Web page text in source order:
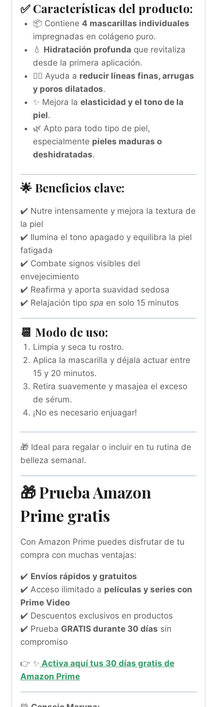
✅Características del producto:
📦 Contiene 4 mascarillas individuales
impregnadas en colágeno puro.
💧 Hidratación profunda que revitaliza
desde la primera aplicación.
💆‍♀️ Ayuda a reducir líneas finas, arrugas
y poros dilatados.
✨ Mejora la elasticidad y el tono de la
piel.
🌿 Apto para todo tipo de piel,
especialmente pieles maduras o
deshidratadas.
🌟 Beneficios clave:
✔️ Nutre intensamente y mejora la textura de
la piel
✔️ Ilumina el tono apagado y equilibra la piel
fatigada
✔️ Combate signos visibles del
envejecimiento
✔️ Reafirma y aporta suavidad sedosa
✔️ Relajación tipo spa en solo 15 minutos
📆 Modo de uso:
Limpia y seca tu rostro.
Aplica la mascarilla y déjala actuar entre
15 y 20 minutos.
Retira suavemente y masajea el exceso
de sérum.
¡No es necesario enjuagar!
🎁 Ideal para regalar o incluir en tu rutina de
belleza semanal.
🎁 Prueba Amazon
Prime gratis
Con Amazon Prime puedes disfrutar de tu
compra con muchas ventajas:
✔️ Envíos rápidos y gratuitos
✔️ Acceso ilimitado a películas y series con
Prime Video
✔️ Descuentos exclusivos en productos
✔️ Prueba GRATIS durante 30 días sin
compromiso
👉 ✨ Activa aquí tus 30 días gratis de
Amazon Prime